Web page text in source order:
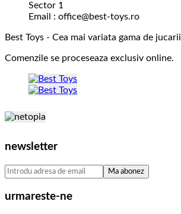
Sector 1
Email : office@best-toys.ro
Best Toys - Cea mai variata gama de jucarii
Comenzile se proceseaza exclusiv online.
newsletter
urmareste-ne